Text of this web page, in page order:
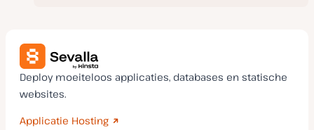
Deploy moeiteloos applicaties, databases en statische
websites.
Applicatie Hosting